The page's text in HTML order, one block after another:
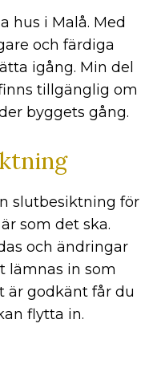
hus i Malå. Med
och färdiga
igång. Min del
tillgänglig om
byggets gång.
slutbesiktning för
som det ska.
och ändringar
lämnas in som
är godkänt får du
flytta in.